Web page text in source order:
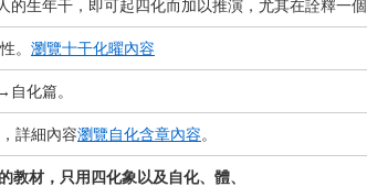
的生年干，即可起四化而加以推演，尤其在詮釋一個
。 瀏覽十干化曜內容
化篇。
細內容瀏覽自化含章內容。
教材，只用四化象以及自化、體、